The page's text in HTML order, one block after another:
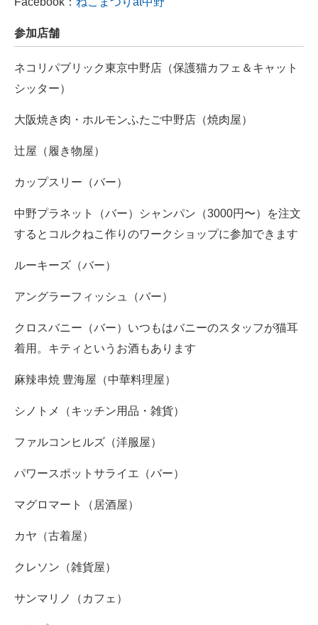
参加店舗
ネコリパブリック東京中野店（保護猫カフェ＆キャット
シッター）
大阪焼き肉・ホルモンふたご中野店（焼肉屋）
辻屋（履き物屋）
カップスリー（バー）
中野プラネット（バー）シャンパン（3000円〜）を注文
するとコルクねこ作りのワークショップに参加できます
ルーキーズ（バー）
アングラーフィッシュ（バー）
クロスバニー（バー）いつもはバニーのスタッフが猫耳
着用。キティというお酒もあります
麻辣串焼 豊海屋（中華料理屋）
シノトメ（キッチン用品・雑貨）
ファルコンヒルズ（洋服屋）
パワースポットサライエ（バー）
マグロマート（居酒屋）
カヤ（古着屋）
クレソン（雑貨屋）
サンマリノ（カフェ）